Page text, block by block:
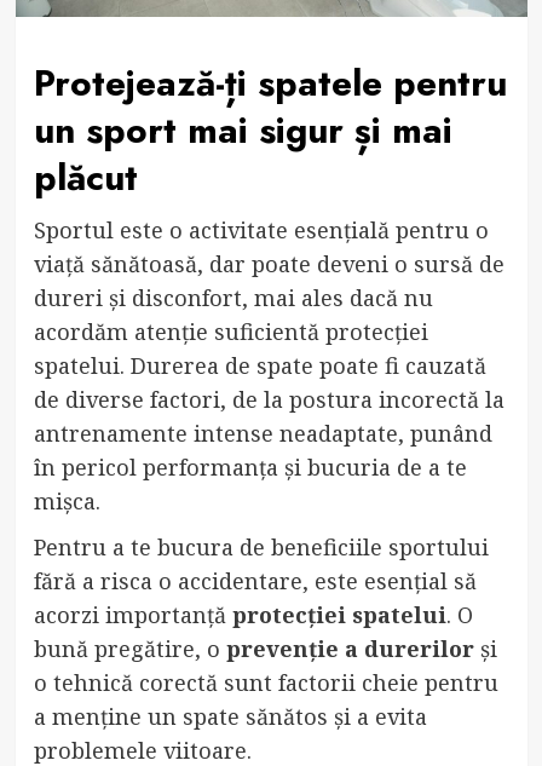
Protejează-ți spatele pentru
un sport mai sigur și mai
plăcut
Sportul este o activitate esențială pentru o
viață sănătoasă, dar poate deveni o sursă de
dureri și disconfort, mai ales dacă nu
acordăm atenție suficientă protecției
spatelui. Durerea de spate poate fi cauzată
de diverse factori, de la postura incorectă la
antrenamente intense neadaptate, punând
în pericol performanța și bucuria de a te
mișca.
Pentru a te bucura de beneficiile sportului
fără a risca o accidentare, este esențial să
acorzi importanță protecției spatelui. O
bună pregătire, o prevenție a durerilorși
o tehnică corectă sunt factorii cheie pentru
a menține un spate sănătos și a evita
problemele viitoare.